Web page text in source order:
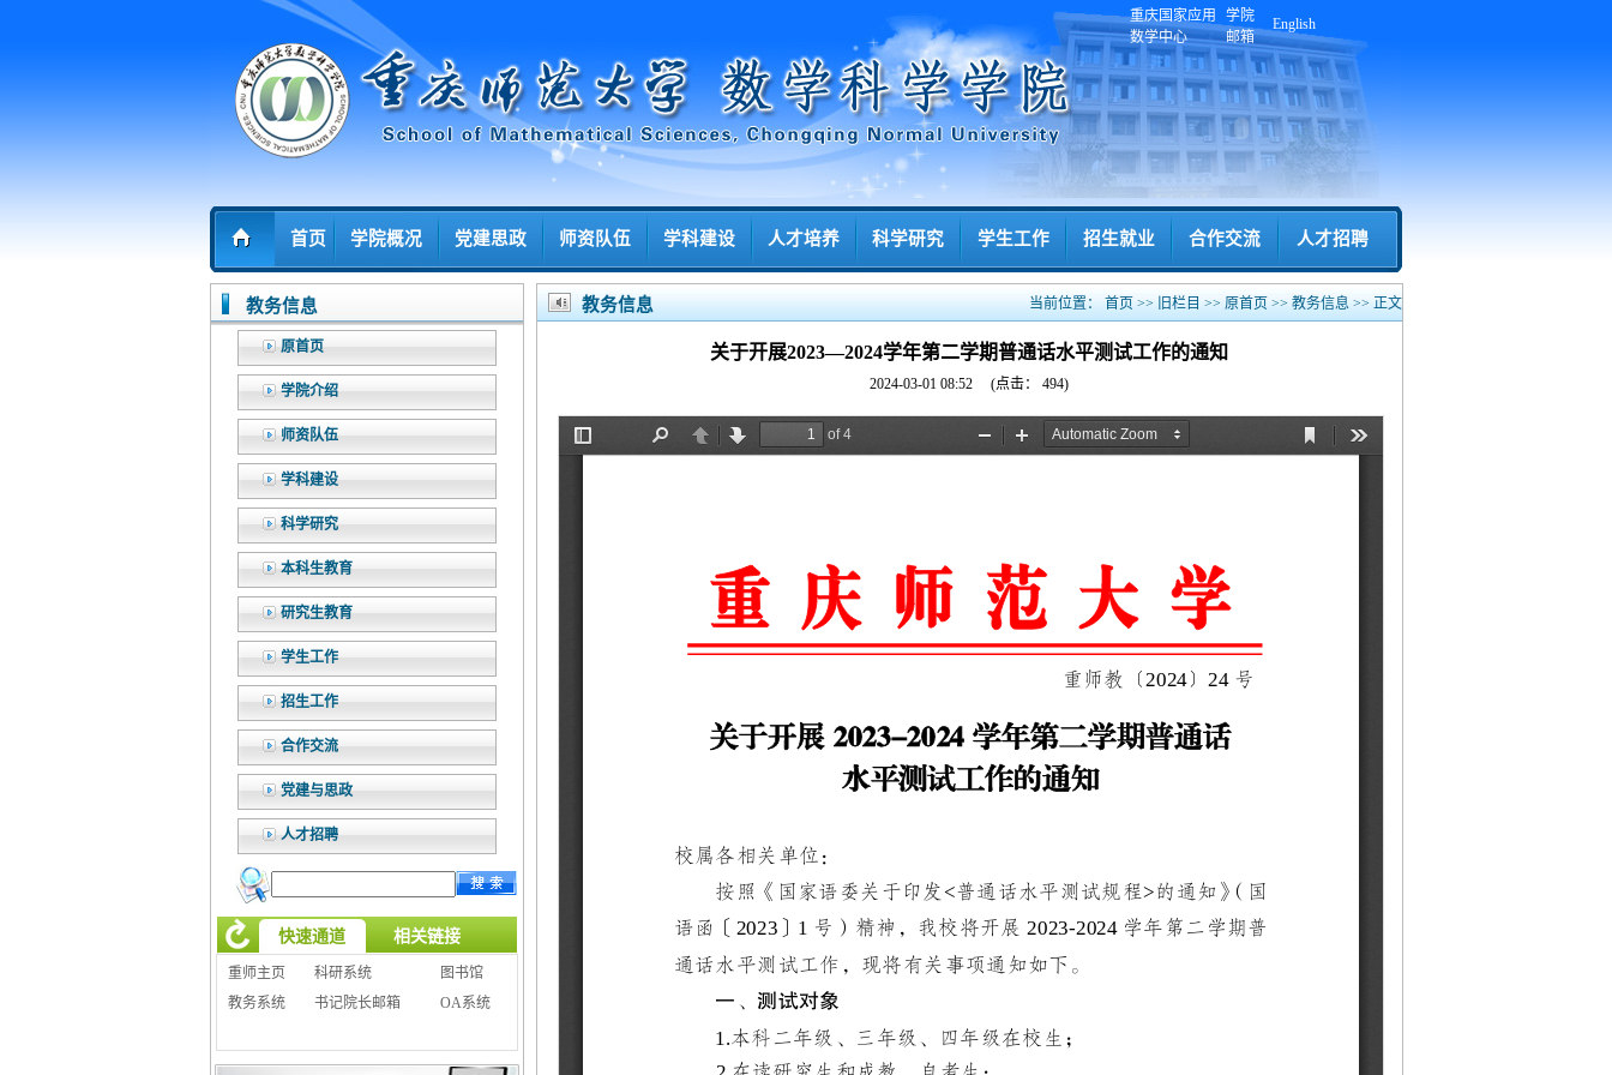
重庆国家应用
数学中心
学院
邮箱
English
首页 学院概况 党建思政 师资队伍 学科建设 人才培养 科学研究 学生工作 招生就业 合作交流 人才招聘
教务信息
原首页
学院介绍
师资队伍
学科建设
科学研究
本科生教育
研究生教育
学生工作
招生工作
合作交流
党建与思政
人才招聘
快速通道 相关链接
重师主页 科研系统
图书馆
教务系统
书记院长邮箱 OA系统
教务信息 当前位置： 首页 >> 旧栏目 >> 原首页 >> 教务信息>> 正文
关于开展2023—2024学年第二学期普通话水平测试工作的通知
2024-03-01 08:52 (点击： 494)